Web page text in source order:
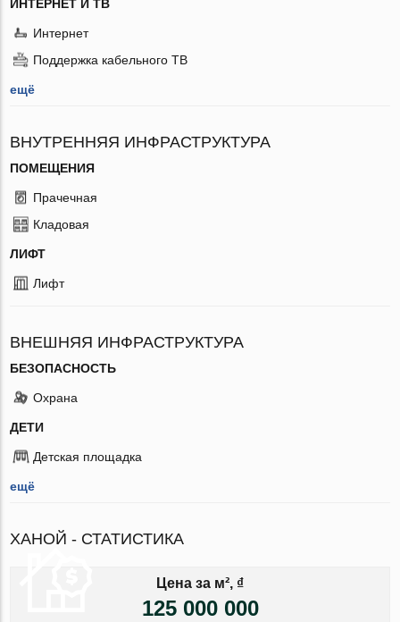
ИНТЕРНЕТ И ТВ
Интернет
Поддержка кабельного ТВ
ещё
ВНУТРЕННЯЯ ИНФРАСТРУКТУРА
ПОМЕЩЕНИЯ
Прачечная
Кладовая
ЛИФТ
Лифт
ВНЕШНЯЯ ИНФРАСТРУКТУРА
БЕЗОПАСНОСТЬ
Охрана
ДЕТИ
Детская площадка
ещё
ХАНОЙ - СТАТИСТИКА
Цена за м², ₫
125 000 000